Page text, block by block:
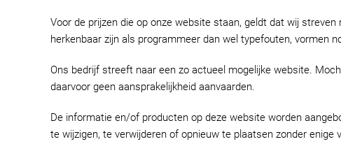
Voor de prijzen die op onze website staan, geldt dat wij
herkenbaar zijn als programmeer dan wel typefouten, vormen
Ons bedrijf streeft naar een zo actueel mogelijke website.
daarvoor geen aansprakelijkheid aanvaarden.
De informatie en/of producten op deze website worden
te wijzigen, te verwijderen of opnieuw te plaatsen zonder